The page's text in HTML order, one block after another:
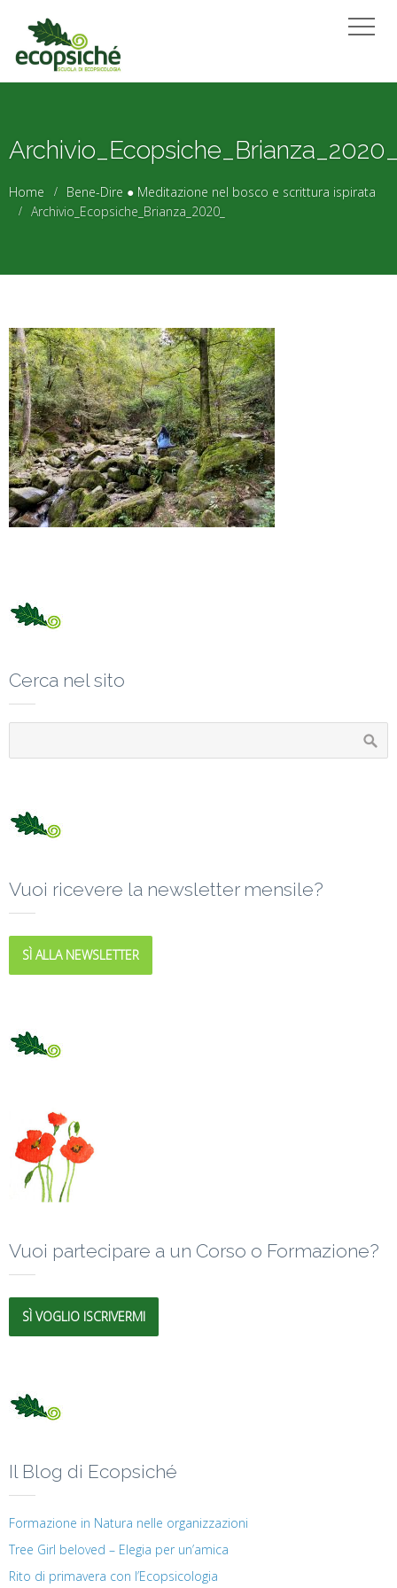
Home
Bene-Dire ● Meditazione nel bosco e scrittura ispirata
Archivio_Ecopsiche_Brianza_2020_
Cerca nel sito
Vuoi ricevere la newsletter mensile?
SÌ ALLA NEWSLETTER
Vuoi partecipare a un Corso o Formazione?
SÌ VOGLIO ISCRIVERMI
Il Blog di Ecopsiché
Formazione in Natura nelle organizzazioni
Tree Girl beloved – Elegia per un’amica
Rito di primavera con l’Ecopsicologia